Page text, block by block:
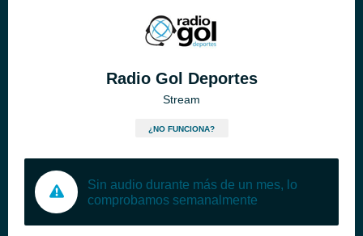
Radio Gol Deportes
Stream
¿NO FUNCIONA?
Sin audio durante más de un mes, lo
comprobamos semanalmente